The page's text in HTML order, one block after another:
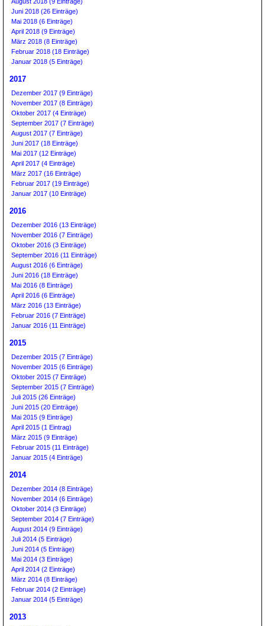
Juni 2018 (26 Einträge)
Mai 2018 (6 Einträge)
April 2018 (9 Einträge)
März 2018 (8 Einträge)
Februar 2018 (18 Einträge)
Januar 2018 (5 Einträge)
2017
Dezember 2017 (9 Einträge)
November 2017 (8 Einträge)
Oktober 2017 (4 Einträge)
September 2017 (7 Einträge)
August 2017 (7 Einträge)
Juni 2017 (18 Einträge)
Mai 2017 (12 Einträge)
April 2017 (4 Einträge)
März 2017 (16 Einträge)
Februar 2017 (19 Einträge)
Januar 2017 (10 Einträge)
2016
Dezember 2016 (13 Einträge)
November 2016 (7 Einträge)
Oktober 2016 (3 Einträge)
September 2016 (11 Einträge)
August 2016 (6 Einträge)
Juni 2016 (18 Einträge)
Mai 2016 (8 Einträge)
April 2016 (6 Einträge)
März 2016 (13 Einträge)
Februar 2016 (7 Einträge)
Januar 2016 (11 Einträge)
2015
Dezember 2015 (7 Einträge)
November 2015 (6 Einträge)
Oktober 2015 (7 Einträge)
September 2015 (7 Einträge)
Juli 2015 (26 Einträge)
Juni 2015 (20 Einträge)
Mai 2015 (9 Einträge)
April 2015 (1 Eintrag)
März 2015 (9 Einträge)
Februar 2015 (11 Einträge)
Januar 2015 (4 Einträge)
2014
Dezember 2014 (8 Einträge)
November 2014 (6 Einträge)
Oktober 2014 (3 Einträge)
September 2014 (7 Einträge)
August 2014 (9 Einträge)
Juli 2014 (5 Einträge)
Juni 2014 (5 Einträge)
Mai 2014 (3 Einträge)
April 2014 (2 Einträge)
März 2014 (8 Einträge)
Februar 2014 (2 Einträge)
Januar 2014 (5 Einträge)
2013